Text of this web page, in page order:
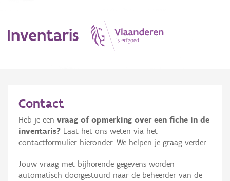
Inventaris
Erfgoedobject
Aanduidingsobject
Waarneming
Contact
Heb je een vraag of opmerking over een fiche in de
inventaris? Laat het ons weten via het
contactformulier hieronder. We helpen je graag verder.
Jouw vraag met bijhorende gegevens worden
automatisch doorgestuurd naar de beheerder van de